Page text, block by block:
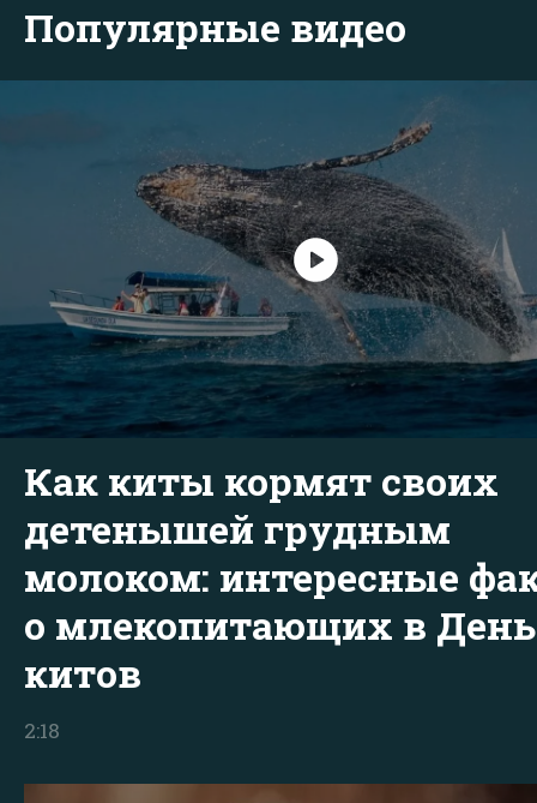
Популярные видео
Как киты кормят своих
детенышей грудным
молоком: интересные
о млекопитающих в День
китов
2:18